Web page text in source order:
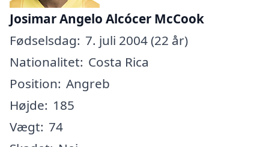
Josimar Angelo Alcócer McCook
Fødselsdag: 7. juli 2004 (22 år)
Nationalitet: Costa Rica
Position: Angreb
Højde: 185
Vægt: 74